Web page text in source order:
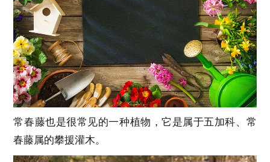
常春藤也是很常见的一种植物，它是属于五加科、常
春藤属的攀援灌木。